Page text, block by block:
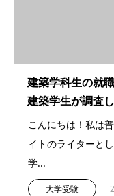
建築学科生の就
建築学生が調査
こんにちは！私は
イトのライターと
学...
大学受験